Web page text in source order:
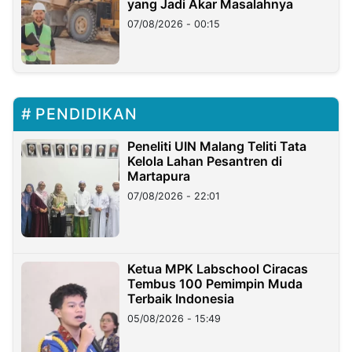
yang Jadi Akar Masalahnya
07/08/2026 - 00:15
PENDIDIKAN
Peneliti UIN Malang Teliti Tata
Kelola Lahan Pesantren di
Martapura
07/08/2026 - 22:01
Ketua MPK Labschool Ciracas
Tembus 100 Pemimpin Muda
Terbaik Indonesia
05/08/2026 - 15:49